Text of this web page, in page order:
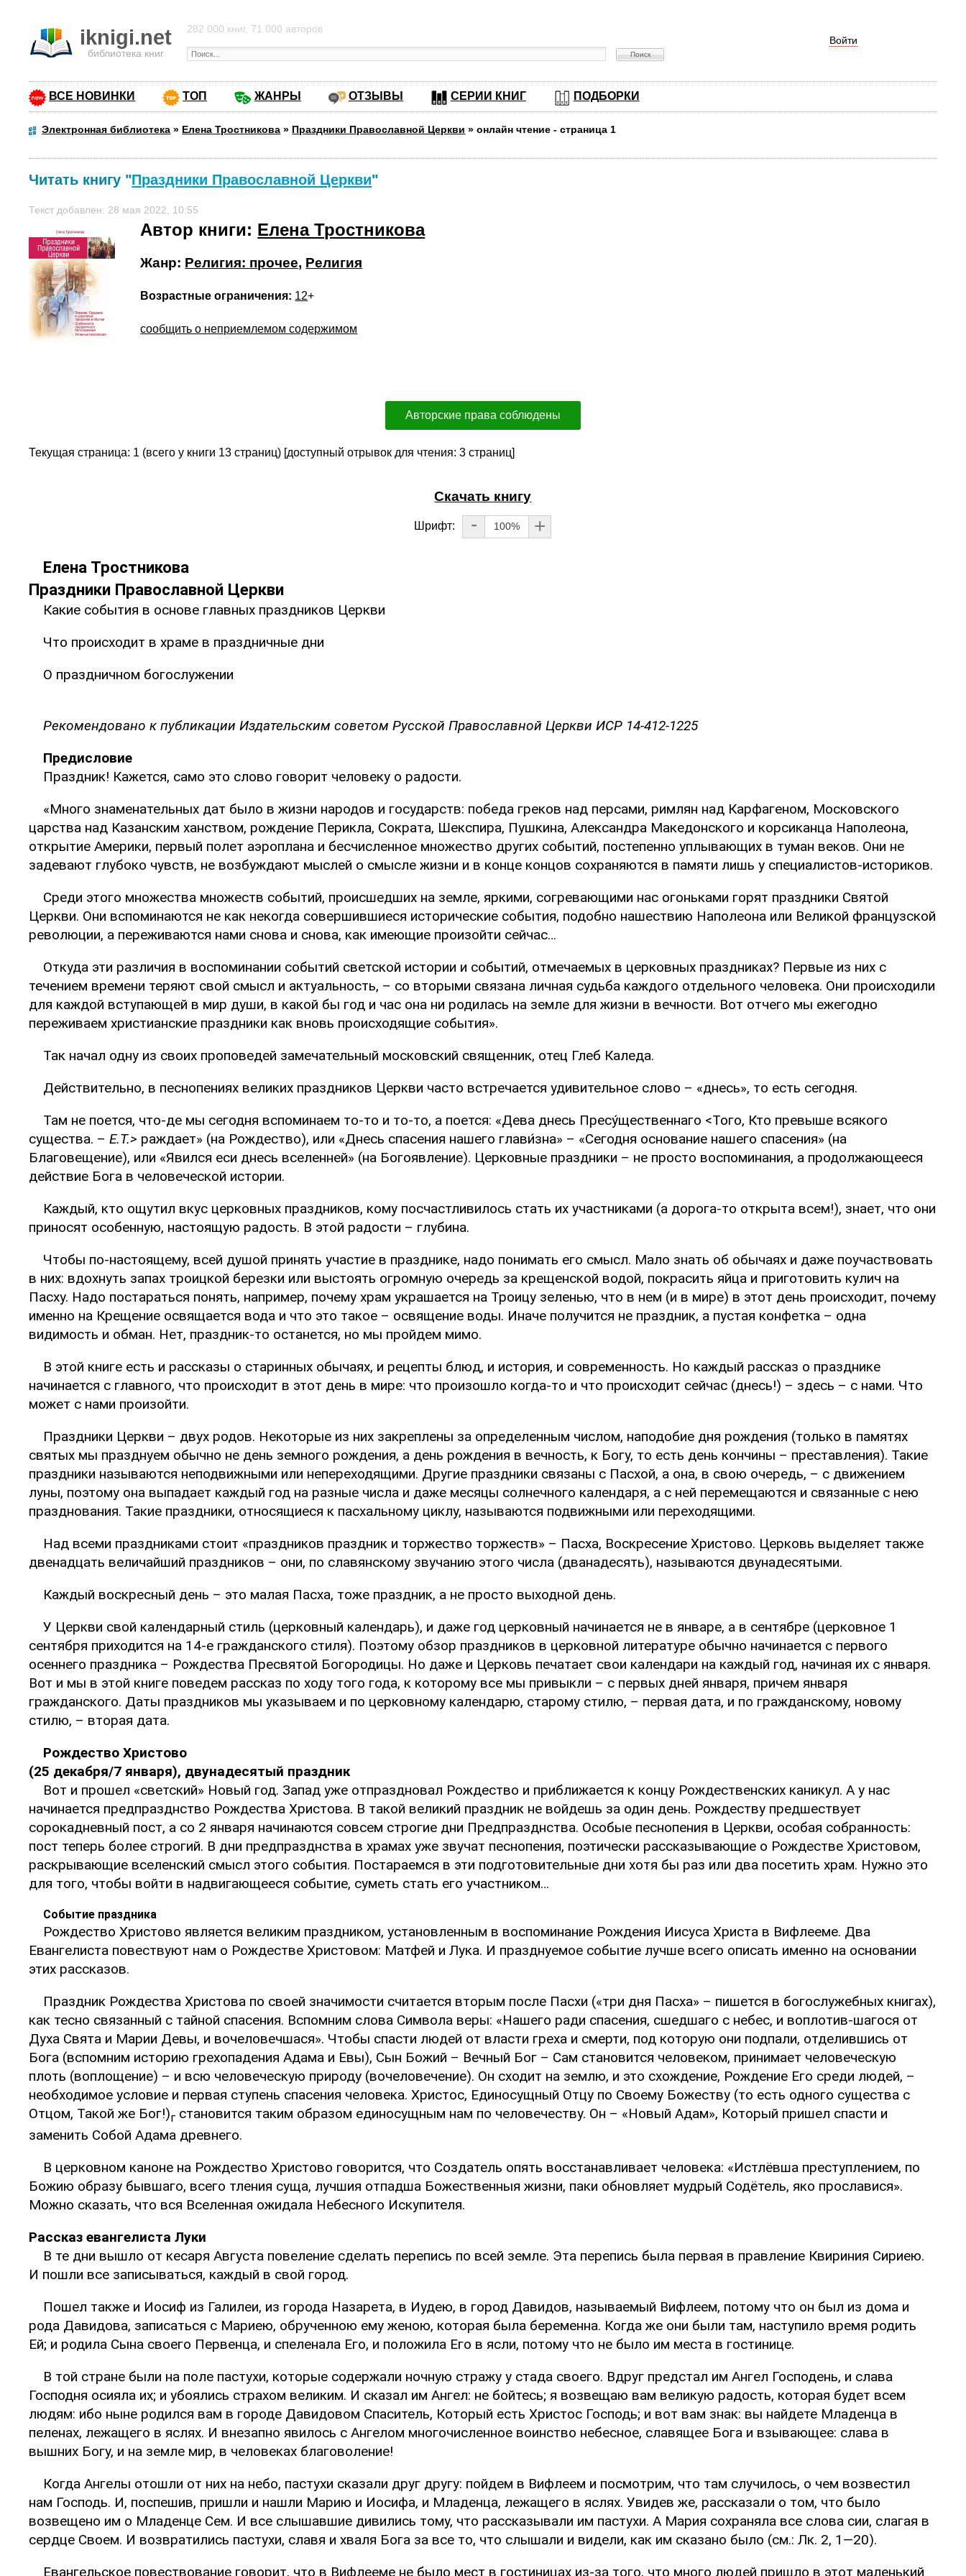
iknigi.net
библиотека книг
Войти
282 000 книг, 71 000 авторов
ВСЕ НОВИНКИ ТОП ЖАНРЫ ОТЗЫВЫ СЕРИИ КНИГ ПОДБОРКИ
Электронная библиотека » Елена Тростникова » Праздники Православной Церкви »онлайн чтение - страница 1
Читать книгу "Праздники Православной Церкви"
Текст добавлен: 28 мая 2022, 10:55
Автор книги: Елена Тростникова
Жанр: Религия: прочее, Религия
Возрастные ограничения: 12+
сообщить о неприемлемом содержимом
Авторские права соблюдены
Текущая страница: 1 (всего у книги 13 страниц) [доступный отрывок для чтения: 3 страниц]
Скачать книгу
Шрифт: - 100% +
Елена Тростникова
Праздники Православной Церкви
Какие события в основе главных праздников Церкви
Что происходит в храме в праздничные дни
О праздничном богослужении
Рекомендовано к публикации Издательским советом Русской Православной Церкви ИСР 14-412-1225
Предисловие
Праздник! Кажется, само это слово говорит человеку о радости.
«Много знаменательных дат было в жизни народов и государств: победа греков над персами, римлян над Карфагеном, Московского
царства над Казанским ханством, рождение Перикла, Сократа, Шекспира, Пушкина, Александра Македонского и корсиканца Наполеона,
открытие Америки, первый полет аэроплана и бесчисленное множество других событий, постепенно уплывающих в туман веков. Они не
задевают глубоко чувств, не возбуждают мыслей о смысле жизни и в конце концов сохраняются в памяти лишь у специалистов-историков.
Среди этого множества множеств событий, происшедших на земле, яркими, согревающими нас огоньками горят праздники Святой
Церкви. Они вспоминаются не как некогда совершившиеся исторические события, подобно нашествию Наполеона или Великой французской
революции, а переживаются нами снова и снова, как имеющие произойти сейчас…
Откуда эти различия в воспоминании событий светской истории и событий, отмечаемых в церковных праздниках? Первые из них с
течением времени теряют свой смысл и актуальность, – со вторыми связана личная судьба каждого отдельного человека. Они происходили
для каждой вступающей в мир души, в какой бы год и час она ни родилась на земле для жизни в вечности. Вот отчего мы ежегодно
переживаем христианские праздники как вновь происходящие события».
Так начал одну из своих проповедей замечательный московский священник, отец Глеб Каледа.
Действительно, в песнопениях великих праздников Церкви часто встречается удивительное слово – «днесь», то есть сегодня.
Там не поется, что-де мы сегодня вспоминаем то-то и то-то, а поется: «Дева днесь Пресу́щественнаго <Того, Кто превыше всякого
существа. –Е.Т.> раждает» (на Рождество), или «Днесь спасения нашего глави́зна» – «Сегодня основание нашего спасения» (на
Благовещение), или «Явился еси днесь вселенней» (на Богоявление). Церковные праздники – не просто воспоминания, а продолжающееся
действие Бога в человеческой истории.
Каждый, кто ощутил вкус церковных праздников, кому посчастливилось стать их участниками (а дорога-то открыта всем!), знает, что они
приносят особенную, настоящую радость. В этой радости – глубина.
Чтобы по-настоящему, всей душой принять участие в празднике, надо понимать его смысл. Мало знать об обычаях и даже поучаствовать
в них: вдохнуть запах троицкой березки или выстоять огромную очередь за крещенской водой, покрасить яйца и приготовить кулич на
Пасху. Надо постараться понять, например, почему храм украшается на Троицу зеленью, что в нем (и в мире) в этот день происходит, почему
именно на Крещение освящается вода и что это такое – освящение воды. Иначе получится не праздник, а пустая конфетка – одна
видимость и обман. Нет, праздник-то останется, но мы пройдем мимо.
В этой книге есть и рассказы о старинных обычаях, и рецепты блюд, и история, и современность. Но каждый рассказ о празднике
начинается с главного, что происходит в этот день в мире: что произошло когда-то и что происходит сейчас (днесь!) – здесь – с нами. Что
может с нами произойти.
Праздники Церкви – двух родов. Некоторые из них закреплены за определенным числом, наподобие дня рождения (только в памятях
святых мы празднуем обычно не день земного рождения, а день рождения в вечность, к Богу, то есть день кончины – преставления). Такие
праздники называются неподвижными или непереходящими. Другие праздники связаны с Пасхой, а она, в свою очередь, – с движением
луны, поэтому она выпадает каждый год на разные числа и даже месяцы солнечного календаря, а с ней перемещаются и связанные с нею
празднования. Такие праздники, относящиеся к пасхальному циклу, называются подвижными или переходящими.
Над всеми праздниками стоит «праздников праздник и торжество торжеств» – Пасха, Воскресение Христово. Церковь выделяет также
двенадцать величайший праздников – они, по славянскому звучанию этого числа (дванадесять), называются двунадесятыми.
Каждый воскресный день – это малая Пасха, тоже праздник, а не просто выходной день.
У Церкви свой календарный стиль (церковный календарь), и даже год церковный начинается не в январе, а в сентябре (церковное 1
сентября приходится на 14-е гражданского стиля). Поэтому обзор праздников в церковной литературе обычно начинается с первого
осеннего праздника – Рождества Пресвятой Богородицы. Но даже и Церковь печатает свои календари на каждый год, начиная их с января.
Вот и мы в этой книге поведем рассказ по ходу того года, к которому все мы привыкли – с первых дней января, причем января
гражданского. Даты праздников мы указываем и по церковному календарю, старому стилю, – первая дата, и по гражданскому, новому
стилю, – вторая дата.
Рождество Христово
(25 декабря/7 января), двунадесятый праздник
Вот и прошел «светский» Новый год. Запад уже отпраздновал Рождество и приближается к концу Рождественских каникул. А у нас
начинается предпразднство Рождества Христова. В такой великий праздник не войдешь за один день. Рождеству предшествует
сорокадневный пост, а со 2 января начинаются совсем строгие дни Предпразднства. Особые песнопения в Церкви, особая собранность:
пост теперь более строгий. В дни предпразднства в храмах уже звучат песнопения, поэтически рассказывающие о Рождестве Христовом,
раскрывающие вселенский смысл этого события. Постараемся в эти подготовительные дни хотя бы раз или два посетить храм. Нужно это
для того, чтобы войти в надвигающееся событие, суметь стать его участником…
Событие праздника
Рождество Христово является великим праздником, установленным в воспоминание Рождения Иисуса Христа в Вифлееме. Два
Евангелиста повествуют нам о Рождестве Христовом: Матфей и Лука. И празднуемое событие лучше всего описать именно на основании
этих рассказов.
Праздник Рождества Христова по своей значимости считается вторым после Пасхи («три дня Пасха» – пишется в богослужебных книгах),
как тесно связанный с тайной спасения. Вспомним слова Символа веры: «Нашего ради спасения, сшедшаго с небес, и воплотив-шагося от
Духа Свята и Марии Девы, и вочеловечшася». Чтобы спасти людей от власти греха и смерти, под которую они подпали, отделившись от
Бога (вспомним историю грехопадения Адама и Евы), Сын Божий – Вечный Бог – Сам становится человеком, принимает человеческую
плоть (воплощение) – и всю человеческую природу (вочеловечение). Он сходит на землю, и это схождение, Рождение Его среди людей, –
необходимое условие и первая ступень спасения человека. Христос, Единосущный Отцу по Своему Божеству (то есть одного существа с
Отцом, Такой же Бог!)г становится таким образом единосущным нам по человечеству. Он – «Новый Адам», Который пришел спасти и
заменить Собой Адама древнего.
В церковном каноне на Рождество Христово говорится, что Создатель опять восстанавливает человека: «Истлёвша преступлением, по
Божию образу бывшаго, всего тления суща, лучшия отпадша Божественныя жизни, паки обновляет мудрый Содётель, яко прославися».
Можно сказать, что вся Вселенная ожидала Небесного Искупителя.
Рассказ евангелиста Луки
В те дни вышло от кесаря Августа повеление сделать перепись по всей земле. Эта перепись была первая в правление Квириния Сириею.
И пошли все записываться, каждый в свой город.
Пошел также и Иосиф из Галилеи, из города Назарета, в Иудею, в город Давидов, называемый Вифлеем, потому что он был из дома и
рода Давидова, записаться с Мариею, обрученною ему женою, которая была беременна. Когда же они были там, наступило время родить
Ей; и родила Сына своего Первенца, и спеленала Его, и положила Его в ясли, потому что не было им места в гостинице.
В той стране были на поле пастухи, которые содержали ночную стражу у стада своего. Вдруг предстал им Ангел Господень, и слава
Господня осияла их; и убоялись страхом великим. И сказал им Ангел: не бойтесь; я возвещаю вам великую радость, которая будет всем
людям: ибо ныне родился вам в городе Давидовом Спаситель, Который есть Христос Господь; и вот вам знак: вы найдете Младенца в
пеленах, лежащего в яслях. И внезапно явилось с Ангелом многочисленное воинство небесное, славящее Бога и взывающее: слава в
вышних Богу, и на земле мир, в человеках благоволение!
Когда Ангелы отошли от них на небо, пастухи сказали друг другу: пойдем в Вифлеем и посмотрим, что там случилось, о чем возвестил
нам Господь. И, поспешив, пришли и нашли Марию и Иосифа, и Младенца, лежащего в яслях. Увидев же, рассказали о том, что было
возвещено им о Младенце Сем. И все слышавшие дивились тому, что рассказывали им пастухи. А Мария сохраняла все слова сии, слагая в
сердце Своем. И возвратились пастухи, славя и хваля Бога за все то, что слышали и видели, как им сказано было (см.: Лк. 2, 1—20).
Евангельское повествование говорит, что в Вифлееме не было мест в гостиницах из-за того, что много людей пришло в этот маленький